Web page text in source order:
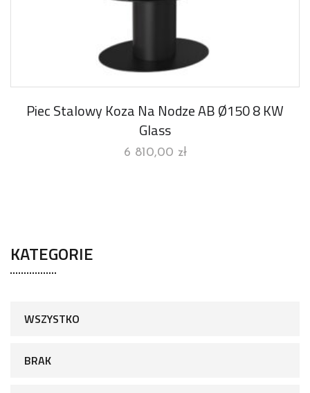
Piec Stalowy Koza Na Nodze AB Ø150 8 KW
Glass
6 810,00 zł
KATEGORIE
WSZYSTKO
BRAK